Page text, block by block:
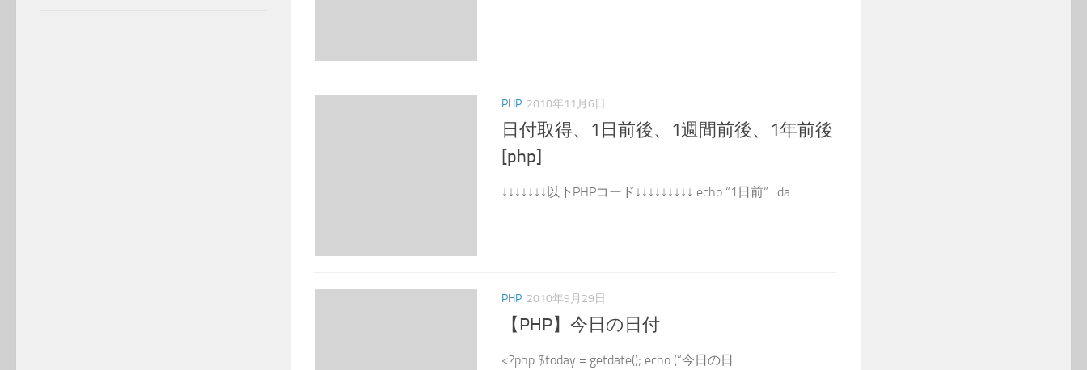
PHP 2010年11月6日
日付取得、1日前後、1週間前後、1年前後
[php]
↓↓↓↓↓↓↓以下PHPコード↓↓↓↓↓↓↓↓↓ echo “1日前” . da...
PHP 2010年9月29日
【PHP】今日の日付
<?php $today = getdate(); echo (“今日の日...